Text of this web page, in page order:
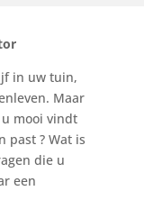
in uw tuin,
Maar
mooi vindt
past ? Wat is
die u
een